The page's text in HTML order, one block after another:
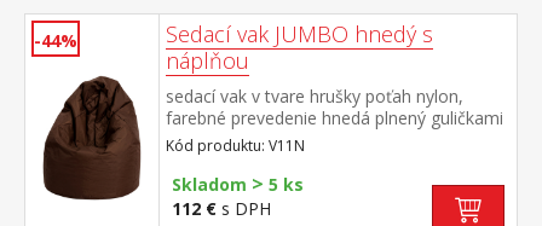
-44%
Sedací vak JUMBO hnedý s
náplňou
sedací vak v tvare hrušky poťah nylon,
farebné prevedenie hnedá plnený guličkami
z polystyrolu, obsah náplne 400 l zipsový
uzáver, náplň možné dopĺňať alebo
odoberať cena vrátane náplne
Kód produktu: V11N
Skladom > 5 ks
112 € s DPH